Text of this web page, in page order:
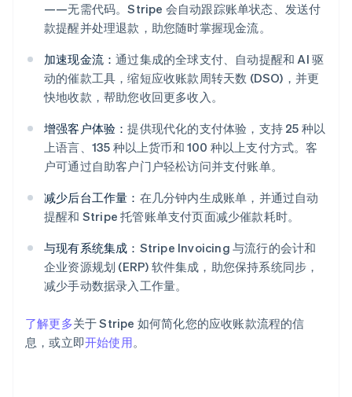
——无需代码。Stripe 会自动跟踪账单状态、发送付
款提醒并处理退款，助您随时掌握现金流。
加速现金流：通过集成的全球支付、自动提醒和 AI 驱
动的催款工具，缩短应收账款周转天数 (DSO)，并更
快地收款，帮助您收回更多收入。
增强客户体验：提供现代化的支付体验，支持 25 种以
上语言、135 种以上货币和 100 种以上支付方式。客
户可通过自助客户门户轻松访问并支付账单。
减少后台工作量： 在几分钟内生成账单，并通过自动
提醒和 Stripe 托管账单支付页面减少催款耗时。
与现有系统集成： Stripe Invoicing 与流行的会计和
企业资源规划 (ERP) 软件集成，助您保持系统同步，
减少手动数据录入工作量。
了解更多关于 Stripe 如何简化您的应收账款流程的信
息，或立即开始使用。
阿联酋
English
爱尔兰
English
爱沙尼亚
English
奥地利
澳大利亚
English
巴西
保加利亚
English
比利时